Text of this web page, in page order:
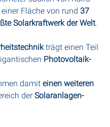
Fläche von rund 37
Solarkraftwerk der Welt.
trägt einen Teil
Photovoltaik-
damit einen weiteren
der Solaranlagen-